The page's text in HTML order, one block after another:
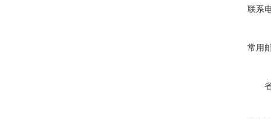
联系
常用